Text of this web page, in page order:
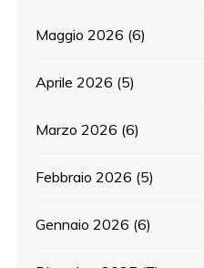
Maggio 2026 (6)
Aprile 2026 (5)
Marzo 2026 (6)
Febbraio 2026 (5)
Gennaio 2026 (6)